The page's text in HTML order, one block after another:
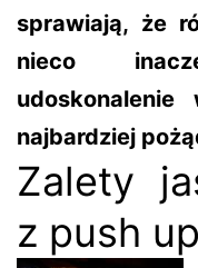
sprawiają, że
nieco
najbardziej
Zalety
z push